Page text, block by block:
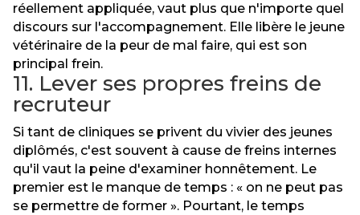
réellement appliquée, vaut plus que n'importe quel
discours sur l'accompagnement. Elle libère le jeune
vétérinaire de la peur de mal faire, qui est son
principal frein.
11. Lever ses propres freins de
recruteur
Si tant de cliniques se privent du vivier des jeunes
diplômés, c'est souvent à cause de freins internes
qu'il vaut la peine d'examiner honnêtement. Le
premier est le manque de temps : « on ne peut pas
se permettre de former ». Pourtant, le temps